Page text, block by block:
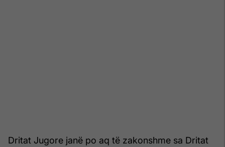
Dritat Jugore janë po aq të zakonshme sa Dritat